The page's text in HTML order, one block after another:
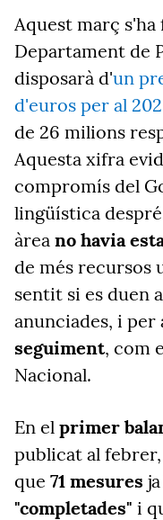
Aquest març
Departament de
disposarà d'un
d'euros per al
de 26 milions
Aquesta xifra
compromís del
lingüística
àrea no havia
de més recursos
sentit si es duen
anunciades, i per
seguiment, com
Nacional.
En el primer
publicat al
que 71 mesures
"completades" i